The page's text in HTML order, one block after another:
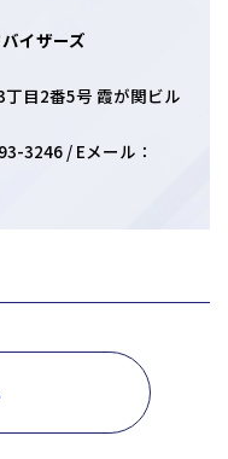
イザーズ
目2番5号 霞が関ビル
3246 / Eメール：